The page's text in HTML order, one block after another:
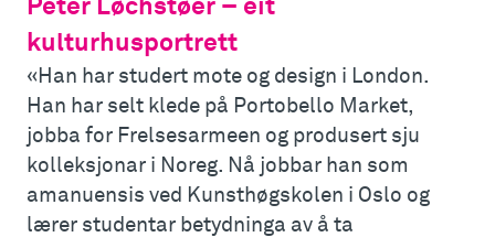
Peter Løchstøer – eit
kulturhusportrett
«Han har studert mote og design i London.
Han har selt klede på Portobello Market,
jobba for Frelsesarmeen og produsert sju
kolleksjonar i Noreg. Nå jobbar han som
amanuensis ved Kunsthøgskolen i Oslo og
lærer studentar betydninga av å ta